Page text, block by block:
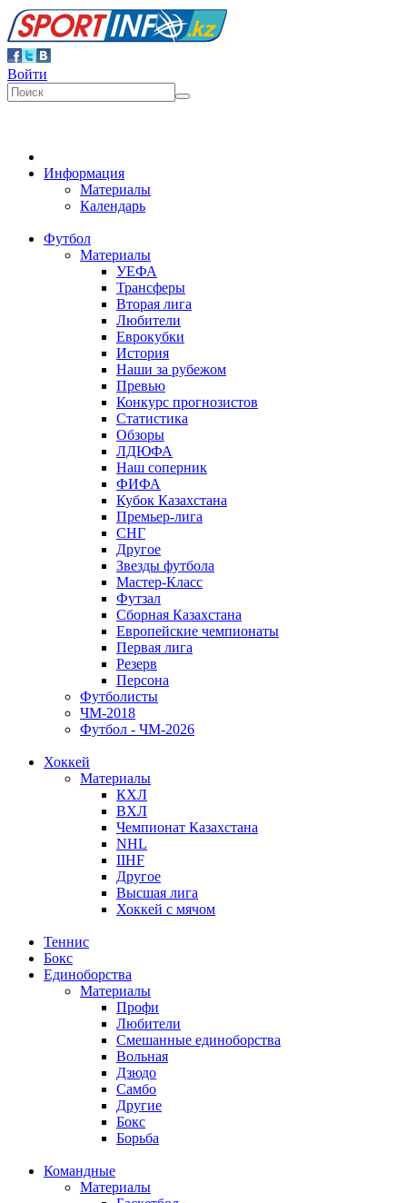
Войти
Информация
Материалы
Календарь
Футбол
Материалы
УЕФА
Трансферы
Вторая лига
Любители
Еврокубки
История
Наши за рубежом
Превью
Конкурс прогнозистов
Статистика
Обзоры
ЛДЮФА
Наш соперник
ФИФА
Кубок Казахстана
Премьер-лига
СНГ
Другое
Звезды футбола
Мастер-Класс
Футзал
Сборная Казахстана
Европейские чемпионаты
Первая лига
Резерв
Персона
Футболисты
ЧМ-2018
Футбол - ЧМ-2026
Хоккей
Материалы
КХЛ
ВХЛ
Чемпионат Казахстана
NHL
IIHF
Другое
Высшая лига
Хоккей с мячом
Теннис
Бокс
Единоборства
Материалы
Профи
Любители
Смешанные единоборства
Вольная
Дзюдо
Самбо
Другие
Бокс
Борьба
Командные
Материалы